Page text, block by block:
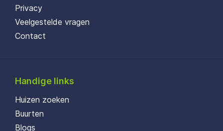
Privacy
Veelgestelde vragen
Contact
Handige links
Huizen zoeken
Buurten
Blogs